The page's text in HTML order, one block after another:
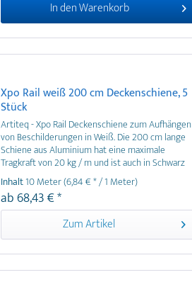
In denWarenkorb
Xpo Rail weiß 200 cm Deckenschiene, 5
Stück
Artiteq - Xpo Rail Deckenschiene zum Aufhängen
von Beschilderungen in Weiß. Die 200 cm lange
Schiene aus Aluminium hat eine maximale
Tragkraft von 20 kg / m und ist auch in Schwarz
oder Silber erhältlich. Im 5er Pack für 10 laufende
Meter Deckenschiene.
Inhalt10 Meter(6,84 € * / 1 Meter)
ab 68,43 € *
Zum Artikel